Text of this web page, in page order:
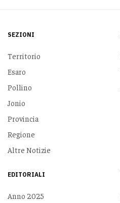
SEZIONI
Territorio
Esaro
Pollino
Jonio
Provincia
Regione
Altre Notizie
EDITORIALI
Anno 2025